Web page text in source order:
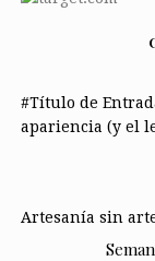
#Título de
apariencia (y el
Artesanía sin